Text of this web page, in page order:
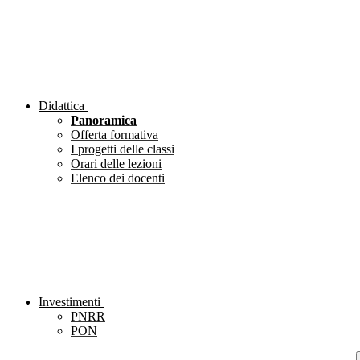
Didattica
Panoramica
Offerta formativa
I progetti delle classi
Orari delle lezioni
Elenco dei docenti
Investimenti
PNRR
PON